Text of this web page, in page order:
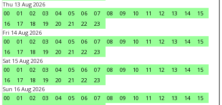
Thu 13 Aug 2026
00
01 02 03 04 05 06 07 08 09 10 11 12 13 14
15
16
17 18 19 20 21 22
23
Fri 14 Aug 2026
00
01 02 03 04 05 06 07 08 09 10 11 12 13 14
15
16
17 18 19 20 21 22
23
Sat 15 Aug 2026
00
01 02 03 04 05 06 07 08 09 10 11 12 13 14
15
16
17 18 19 20 21 22
23
Sun 16 Aug 2026
00
01 02 03 04 05 06 07 08 09 10 11 12 13 14
15